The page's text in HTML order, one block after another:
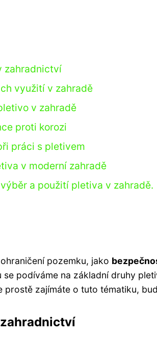
zahradnictví
využití v zahradě
v zahradě
proti korozi
práci s pletivem
v moderní zahradě
a použití pletiva v zahradě.
pozemku, jako
se podíváme na základní druhy
zajímáte o tuto tématiku,